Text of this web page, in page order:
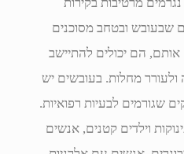
מרטיבות בקירות
שבעובש ובטחב מסוכנים
הם יכולים להתיישב
ולעורר מחלות. בעובשים יש
שגורמים לבעיות רפואיות.
וילדים קטנים, אנשים